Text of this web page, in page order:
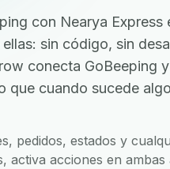
con Nearya
sin código, sin
conecta GoBeeping
que cuando sucede
pedidos, estados y
activa acciones en